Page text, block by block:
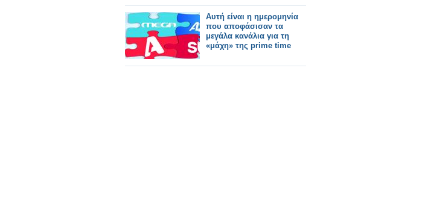
Αυτή είναι η ημερομηνία
που αποφάσισαν τα
μεγάλα κανάλια για τη
«μάχη» της prime time